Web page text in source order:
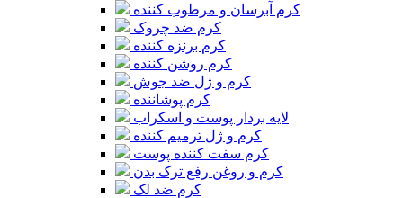
کرم آبرسان و مرطوب کننده
کرم ضد چروک
کرم برنزه کننده
کرم روشن کننده
کرم و ژل ضد جوش
کرم پوشاننده
لایه بردار پوست و اسکراب
کرم و ژل ترمیم کننده
کرم سفت کننده پوست
کرم و روغن رفع ترک بدن
کرم ضد لک